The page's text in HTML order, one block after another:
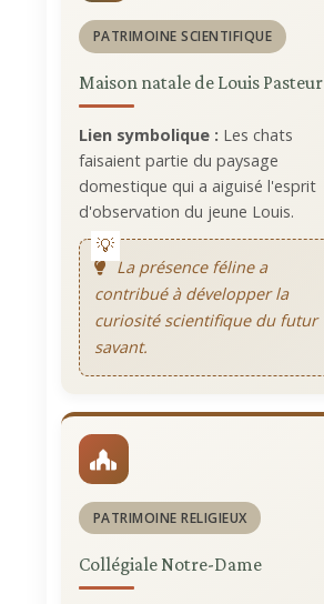
PATRIMOINE SCIENTIFIQUE
Maison natale de Louis Pasteur
Lien symbolique : Les chats
faisaient partie du paysage
domestique qui a aiguisé l'esprit
d'observation du jeune Louis.
La présence féline a
contribué à développer la
curiosité scientifique du futur
savant.
PATRIMOINE RELIGIEUX
Collégiale Notre-Dame